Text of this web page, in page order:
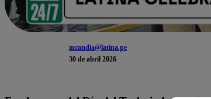
mcandia@latina.pe
30 de abril 2026